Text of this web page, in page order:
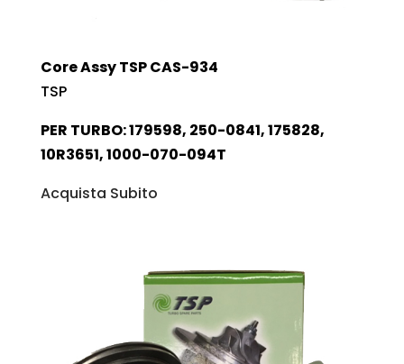
Core Assy TSP CAS-934
TSP
PER TURBO: 179598, 250-0841, 175828,
10R3651, 1000-070-094T
Acquista Subito